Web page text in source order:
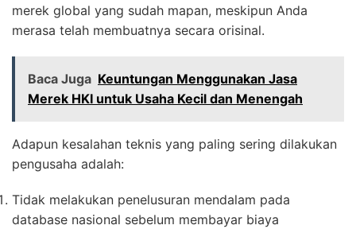
merek global yang sudah mapan, meskipun Anda
merasa telah membuatnya secara orisinal.
Baca Juga Keuntungan Menggunakan Jasa
Merek HKI untuk Usaha Kecil dan Menengah
Adapun kesalahan teknis yang paling sering dilakukan
pengusaha adalah:
Tidak melakukan penelusuran mendalam pada
database nasional sebelum membayar biaya